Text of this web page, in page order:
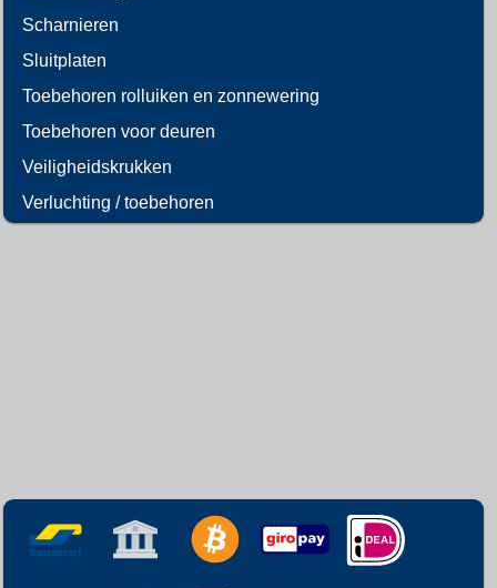
Scharnieren
Sluitplaten
Toebehoren rolluiken en zonnewering
Toebehoren voor deuren
Veiligheidskrukken
Verluchting / toebehoren